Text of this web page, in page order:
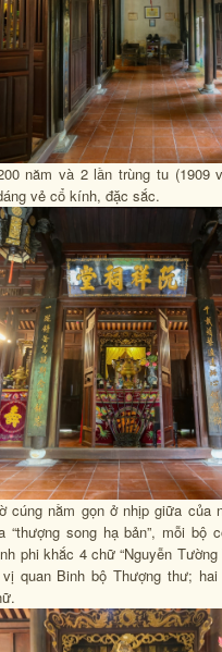
năm và 2 lần trùng tu (1909
vẻ cổ kính, đặc sắc.
cúng nằm gọn ở nhịp giữa của
“thượng song hạ bản”, mỗi bộ
phi khắc 4 chữ “Nguyễn
quan Binh bộ Thượng thư;